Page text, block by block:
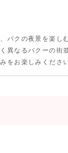
バクの夜景を楽し
異なるバクーの街
をお楽しみください